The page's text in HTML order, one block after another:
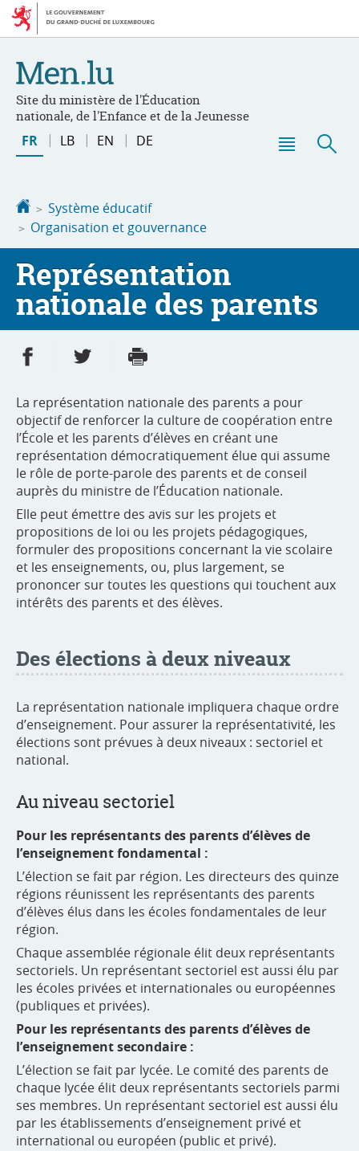
Aller
navigation
Aller
au
Site du ministère de l'Éducation
nationale, de l'Enfance et de la Jeunesse
Changer
de
FR LB EN DE
Accueil
Système éducatif
Organisation et gouvernance
Représentation
nationale des parents
Partager sur Facebook
Partager sur Twitter
La représentation nationale des parents a pour
objectif de renforcer la culture de coopération entre
l’École et les parents d’élèves en créant une
représentation démocratiquement élue qui assume
le rôle de porte-parole des parents et de conseil
auprès du ministre de l’Éducation nationale.
Elle peut émettre des avis sur les projets et
propositions de loi ou les projets pédagogiques,
formuler des propositions concernant la vie scolaire
et les enseignements, ou, plus largement, se
prononcer sur toutes les questions qui touchent aux
intérêts des parents et des élèves.
Des élections à deux niveaux
La représentation nationale impliquera chaque ordre
d’enseignement. Pour assurer la représentativité, les
élections sont prévues à deux niveaux : sectoriel et
national.
Au niveau sectoriel
Pour les représentants des parents d’élèves de
l’enseignement fondamental :
L’élection se fait par région. Les directeurs des quinze
régions réunissent les représentants des parents
d’élèves élus dans les écoles fondamentales de leur
région.
Chaque assemblée régionale élit deux représentants
sectoriels. Un représentant sectoriel est aussi élu par
les écoles privées et internationales ou européennes
(publiques et privées).
Pour les représentants des parents d’élèves de
l’enseignement secondaire :
L’élection se fait par lycée. Le comité des parents de
chaque lycée élit deux représentants sectoriels parmi
ses membres. Un représentant sectoriel est aussi élu
par les établissements d’enseignement privé et
international ou européen (public et privé).